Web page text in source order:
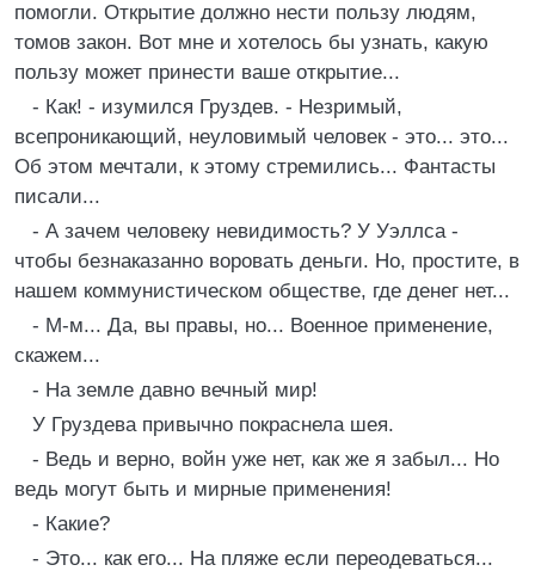
помогли. Открытие должно нести пользу людям,
томов закон. Вот мне и хотелось бы узнать, какую
пользу может принести ваше открытие...
- Как! - изумился Груздев. - Незримый,
всепроникающий, неуловимый человек - это... это...
Об этом мечтали, к этому стремились... Фантасты
писали...
- А зачем человеку невидимость? У Уэллса -
чтобы безнаказанно воровать деньги. Но, простите, в
нашем коммунистическом обществе, где денег нет...
- М-м... Да, вы правы, но... Военное применение,
скажем...
- На земле давно вечный мир!
У Груздева привычно покраснела шея.
- Ведь и верно, войн уже нет, как же я забыл... Но
ведь могут быть и мирные применения!
- Какие?
- Это... как его... На пляже если переодеваться...